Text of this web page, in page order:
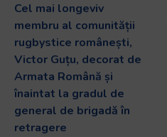
Cel mai longeviv
membru al comunității
rugbystice românești,
Victor Guțu, decorat de
Armata Română și
înaintat la gradul de
general de brigadă în
retragere